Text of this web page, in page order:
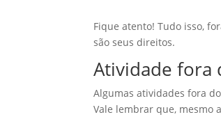
Fique atento! Tudo isso,
são seus direitos.
Atividade fora
Algumas atividades fora
Vale lembrar que, mesmo